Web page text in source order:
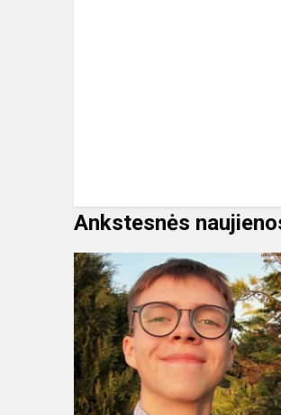
Ankstesnės